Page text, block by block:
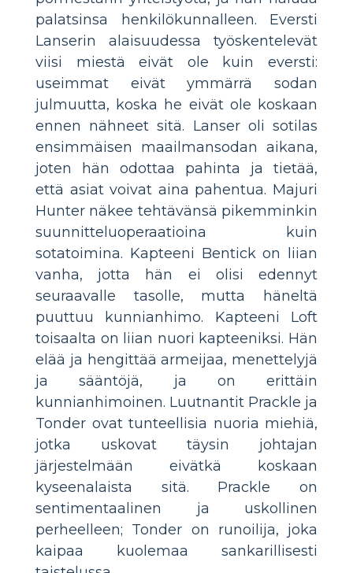
palatsinsa henkilökunnalleen. Eversti
Lanserin alaisuudessa työskentelevät
viisi miestä eivät ole kuin eversti:
useimmat eivät ymmärrä sodan
julmuutta, koska he eivät ole koskaan
ennen nähneet sitä. Lanser oli sotilas
ensimmäisen maailmansodan aikana,
joten hän odottaa pahinta ja tietää,
että asiat voivat aina pahentua. Majuri
Hunter näkee tehtävänsä pikemminkin
suunnitteluoperaatioina kuin
sotatoimina. Kapteeni Bentick on liian
vanha, jotta hän ei olisi edennyt
seuraavalle tasolle, mutta häneltä
puuttuu kunnianhimo. Kapteeni Loft
toisaalta on liian nuori kapteeniksi. Hän
elää ja hengittää armeijaa, menettelyjä
ja sääntöjä, ja on erittäin
kunnianhimoinen. Luutnantit Prackle ja
Tonder ovat tunteellisia nuoria miehiä,
jotka uskovat täysin johtajan
järjestelmään eivätkä koskaan
kyseenalaista sitä. Prackle on
sentimentaalinen ja uskollinen
perheelleen; Tonder on runoilija, joka
kaipaa kuolemaa sankarillisesti